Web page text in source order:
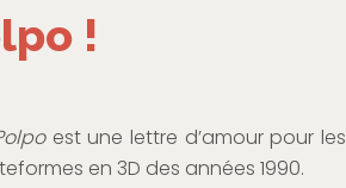
!
est une lettre d’amour pour les
en 3D des années 1990.